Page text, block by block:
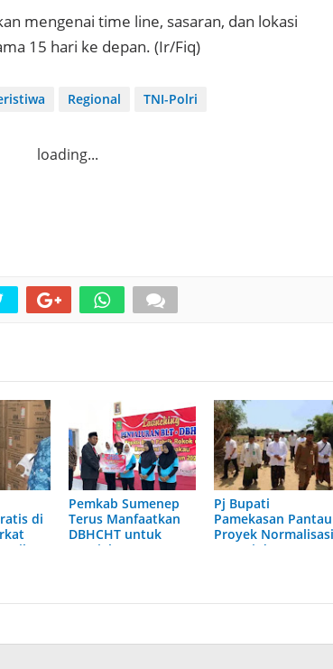
mengenai time line, sasaran, dan lokasi
15 hari ke depan. (Ir/Fiq)
Regional TNI-Polri
loading...
di
Pemkab Sumenep
Terus Manfaatkan
DBHCHT untuk
Kesejahteraan
Pj Bupati
Pamekasan Pantau
Proyek
Sungai dan